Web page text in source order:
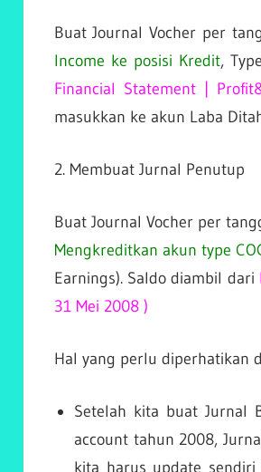
Buat Journal Vocher per
Income ke posisi Kredit, Type
Financial Statement |
masukkan ke akun Laba
2. Membuat Jurnal Penutup
Buat Journal Vocher per
Mengkreditkan akun type
Earnings). Saldo diambil dari
31 Mei 2008 )
Hal yang perlu diperhatikan
Setelah kita buat Jurnal
account tahun 2008,
kita harus update